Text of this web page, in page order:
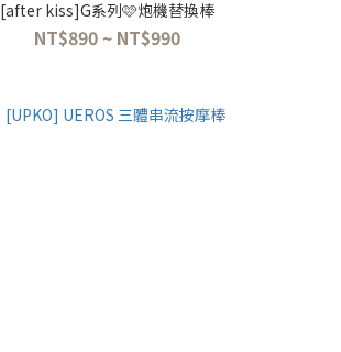
[after kiss]G系列🩷炮機替換棒
NT$890 ~ NT$990